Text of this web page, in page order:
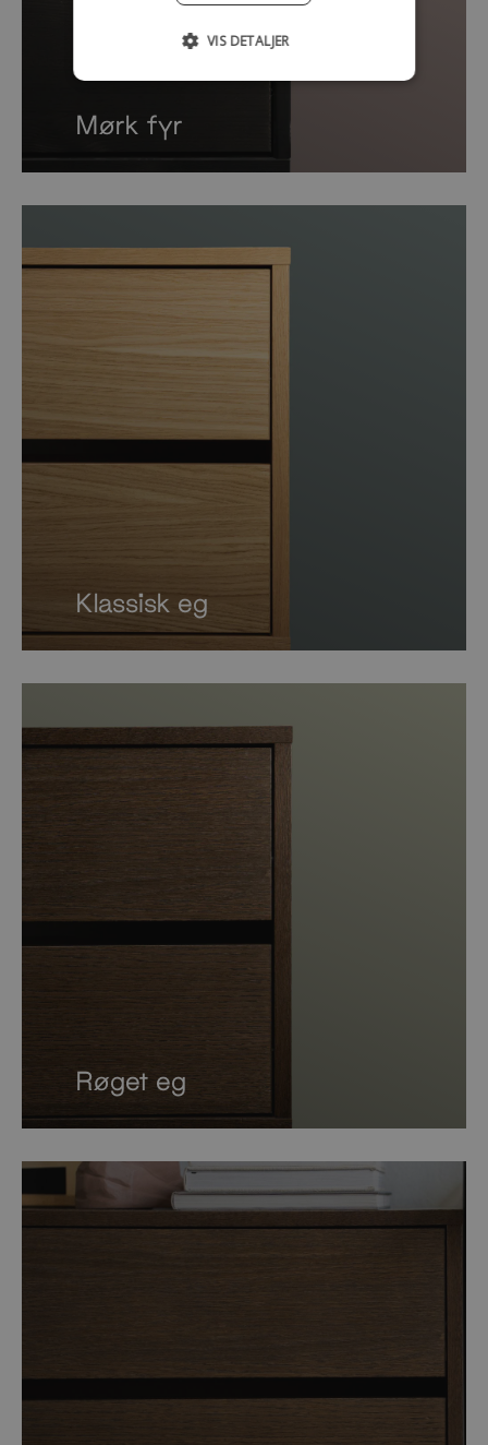
Mørk fyr
Klassisk eg
Røget eg
VIS DETALJER